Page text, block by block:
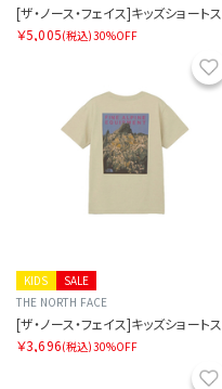
￥5,005(税込)30%OFF
SALE
KIDS
THE NORTH FACE
￥3,696(税込)30%OFF